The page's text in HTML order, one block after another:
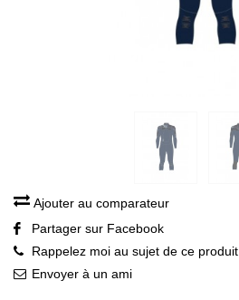
Ajouter au comparateur
Partager sur Facebook
Rappelez moi au sujet de ce produit.
Envoyer à un ami